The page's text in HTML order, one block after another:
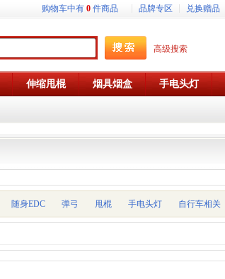
购物车中有 0 件商品 品牌专区 兑换赠品
高级搜索
伸缩甩棍 烟具烟盒 手电头灯
随身EDC 弹弓 甩棍 手电头灯 自行车相关